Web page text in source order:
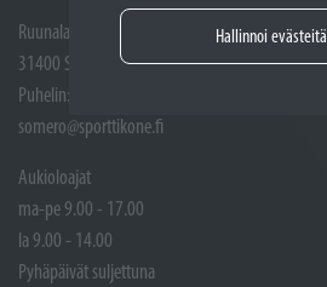
Hallinnoi evästeitä
Ruunalantie 5
31400 Somero
Puhelin: (02) 748 9300
somero@sporttikone.fi
Aukioloajat
ma-pe 9.00 - 17.00
la 9.00 - 14.00
Pyhäpäivät suljettuna